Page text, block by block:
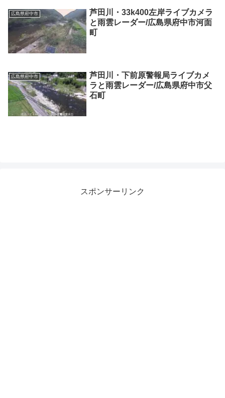
広島県府中市
芦田川・33k400左岸ライブカメラ
と雨雲レーダー/広島県府中市河面
町
広島県府中市
芦田川・下前原警報局ライブカメ
ラと雨雲レーダー/広島県府中市父
石町
スポンサーリンク